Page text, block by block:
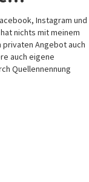
Instagram und
hat nichts mit meinem
Angebot auch
auch eigene
Quellennennung